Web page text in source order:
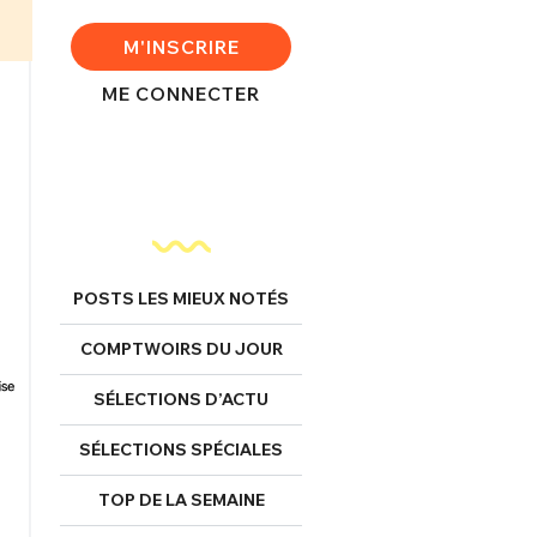
M'INSCRIRE
ME CONNECTER
POSTS LES MIEUX NOTÉS
COMPTWOIRS DU JOUR
SÉLECTIONS D’ACTU
SÉLECTIONS SPÉCIALES
TOP DE LA SEMAINE